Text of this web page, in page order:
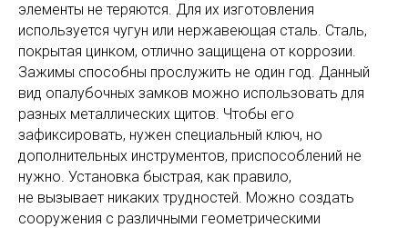
элементы не теряются. Для их изготовления
используется чугун или нержавеющая сталь. Сталь,
покрытая цинком, отлично защищена от коррозии.
Зажимы способны прослужить не один год. Данный
вид опалубочных замков можно использовать для
разных металлических щитов. Чтобы его
зафиксировать, нужен специальный ключ, но
дополнительных инструментов, приспособлений не
нужно. Установка быстрая, как правило,
не вызывает никаких трудностей. Можно создать
сооружения с различными геометрическими